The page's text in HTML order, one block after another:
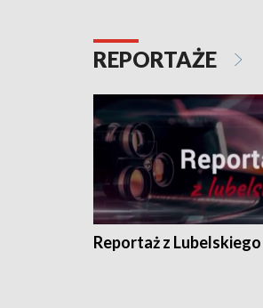
REPORTAŻE
Reportaż z Lubelskiego